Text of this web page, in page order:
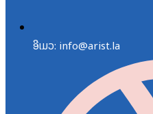
ອີເມວ: info@arist.la